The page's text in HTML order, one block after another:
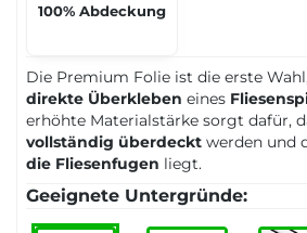
100% Abdeckung
Die Premium Folie ist die erste
direkte Überkleben eines
erhöhte Materialstärke sorgt dafür,
vollständig überdeckt werden und
die Fliesenfugen liegt.
Geeignete Untergründe: